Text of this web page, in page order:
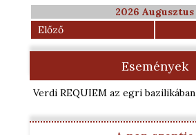
2026 Augusztus
Előző
Események
Verdi REQUIEM az egri bazilikában